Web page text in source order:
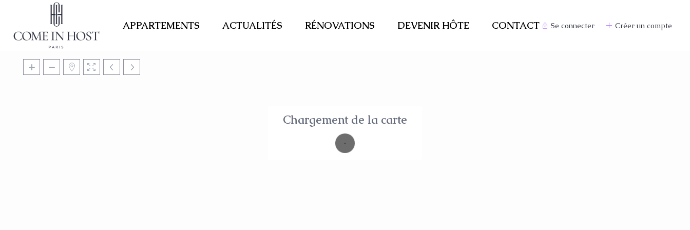
Se connecter Créer un compte
APPARTEMENTS ACTUALITÉS RÉNOVATIONS DEVENIR HÔTE CONTACT
Chargement de la carte